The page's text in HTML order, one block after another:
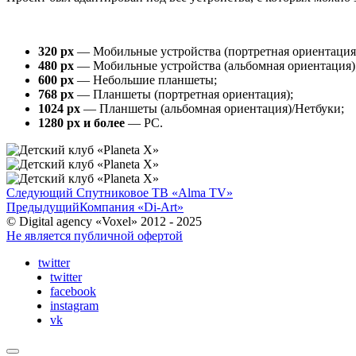
320 px — Мобильные устройства (портретная
480 px — Мобильные устройства (альбомная
600 px — Небольшие планшеты;
768 px — Планшеты (портретная ориентация);
1024 px — Планшеты (альбомная ориентация)/Нетбуки;
1280 px и более — PC.
Следующий Спутниковое ТВ «Alma TV»
ПредыдущийКомпания «Di-Art»
© Digital agency «Voxel» 2012 - 2025
Не является публичной офертой
twitter
twitter
facebook
instagram
vk